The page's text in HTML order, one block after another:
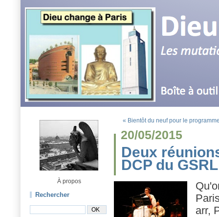
À propos
Rechercher
« Bientôt du neuf pour le
20/05/2015
Deux
DCP du GSRL
arr,